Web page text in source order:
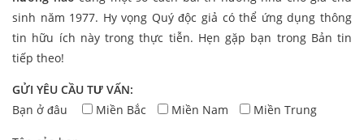
sinh năm 1977. Hy vọng Quý độc giả có thể ứng dụng thông
tin hữu ích này trong thực tiễn. Hẹn gặp bạn trong Bản tin
tiếp theo!
GỬI YÊU CẦU TƯ VẤN:
Bạn ở đâu
Miền Bắc Miền Nam Miền Trung